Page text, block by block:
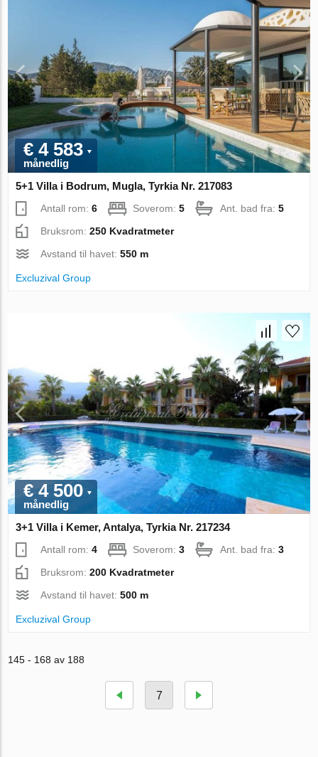
€ 4 583
månedlig
5+1 Villa i Bodrum, Mugla, Tyrkia Nr. 217083
Antall rom:6 Soverom:5 Ant. bad fra:5
Bruksrom:250 Kvadratmeter
Avstand til havet:550 m
Excluzival Group
€ 4 500
månedlig
3+1 Villa i Kemer, Antalya, Tyrkia Nr. 217234
Antall rom:4 Soverom:3 Ant. bad fra:3
Bruksrom:200 Kvadratmeter
Avstand til havet:500 m
Excluzival Group
145 - 168 av 188
7